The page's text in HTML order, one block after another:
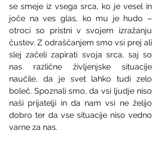
se smeje iz vsega srca, ko je vesel in
joče na ves glas, ko mu je hudo –
otroci so pristni v svojem izražanju
čustev. Z odraščanjem smo vsi prej ali
slej začeli zapirati svoja srca, saj so
nas različne življenjske situacije
naučile, da je svet lahko tudi zelo
boleč. Spoznali smo, da vsi ljudje niso
naši prijatelji in da nam vsi ne želijo
dobro ter da vse situacije niso vedno
varne za nas.